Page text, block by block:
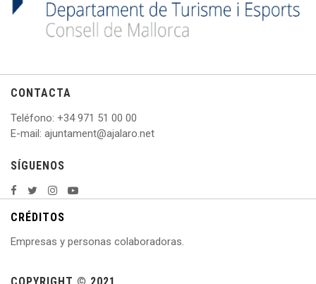
CONTACTA
Teléfono: +34 971 51 00 00
E-mail: ajuntament@ajalaro.net
SÍGUENOS
CRÉDITOS
Empresas y personas colaboradoras.